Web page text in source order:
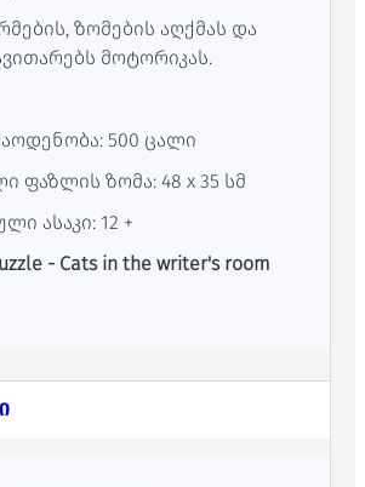
ზომების აღქმას და
მოტორიკას.
500 ცალი
ფაზლის ზომა: 48 x 35 სმ
ასაკი: 12 +
- Cats in the writer's room